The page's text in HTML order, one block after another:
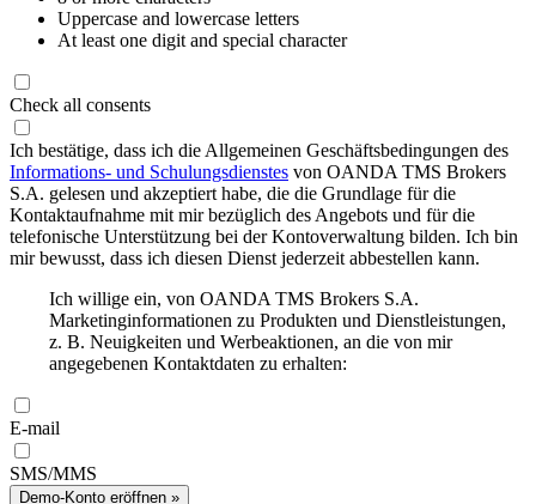
Uppercase and lowercase letters
At least one digit and special character
Check all consents
Ich bestätige, dass ich die Allgemeinen Geschäftsbedingungen des
Informations- und Schulungsdienstes von OANDA TMS Brokers
S.A. gelesen und akzeptiert habe, die die Grundlage für die
Kontaktaufnahme mit mir bezüglich des Angebots und für die
telefonische Unterstützung bei der Kontoverwaltung bilden. Ich bin
mir bewusst, dass ich diesen Dienst jederzeit abbestellen kann.
Ich willige ein, von OANDA TMS Brokers S.A.
Marketinginformationen zu Produkten und Dienstleistungen,
z. B. Neuigkeiten und Werbeaktionen, an die von mir
angegebenen Kontaktdaten zu erhalten:
E-mail
SMS/MMS
Demo-Konto eröffnen »